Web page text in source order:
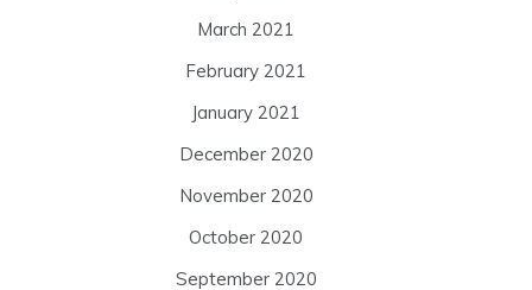
March 2021
February 2021
January 2021
December 2020
November 2020
October 2020
September 2020